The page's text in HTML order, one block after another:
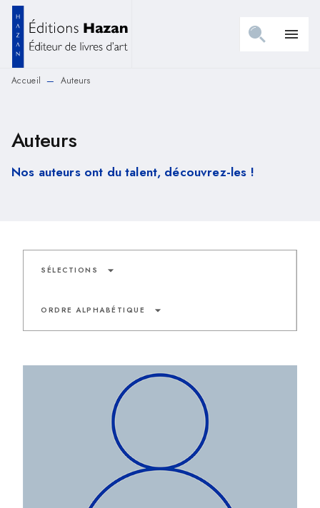
MENU RECHERCHE
PIED DE PAGE
menu
Accueil — Auteurs
Auteurs
Nos auteurs ont du talent, découvrez-les !
SÉLECTIONS arrow_drop_down
ORDRE ALPHABÉTIQUE arrow_drop_down